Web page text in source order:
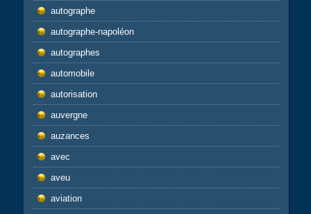
autographe
autographe-napoléon
autographes
automobile
autorisation
auvergne
auzances
avec
aveu
aviation